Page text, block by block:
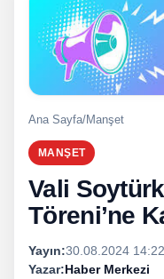
Ana Sayfa/Manşet
MANŞET
Vali
Töreni’ne
Yayın:30.08.2024 14:22
Yazar:Haber Merkezi